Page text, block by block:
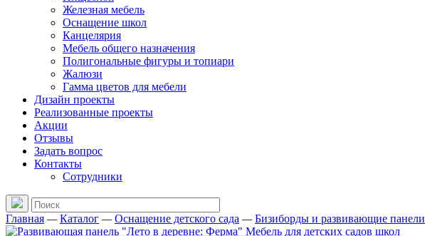
Железная мебель
Оснащение школ
Канцелярия
Мебель общего назначения
Полигональные фигуры и топиари
Жалюзи
Гамма цветов для мебели
Дизайн проекты
Реализованные проекты
Акции
Отзывы
Задать вопрос
Контакты
Сотрудники
Главная —Каталог —Оснащение детского сада —Бизиборды и развивающие панели